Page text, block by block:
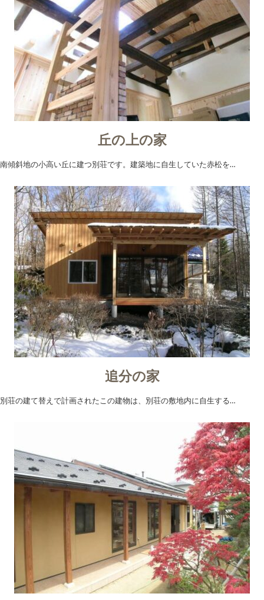
丘の上の家
南傾斜地の小高い丘に建つ別荘です。建築地に自生していた赤松を…
追分の家
別荘の建て替えで計画されたこの建物は、別荘の敷地内に自生する…